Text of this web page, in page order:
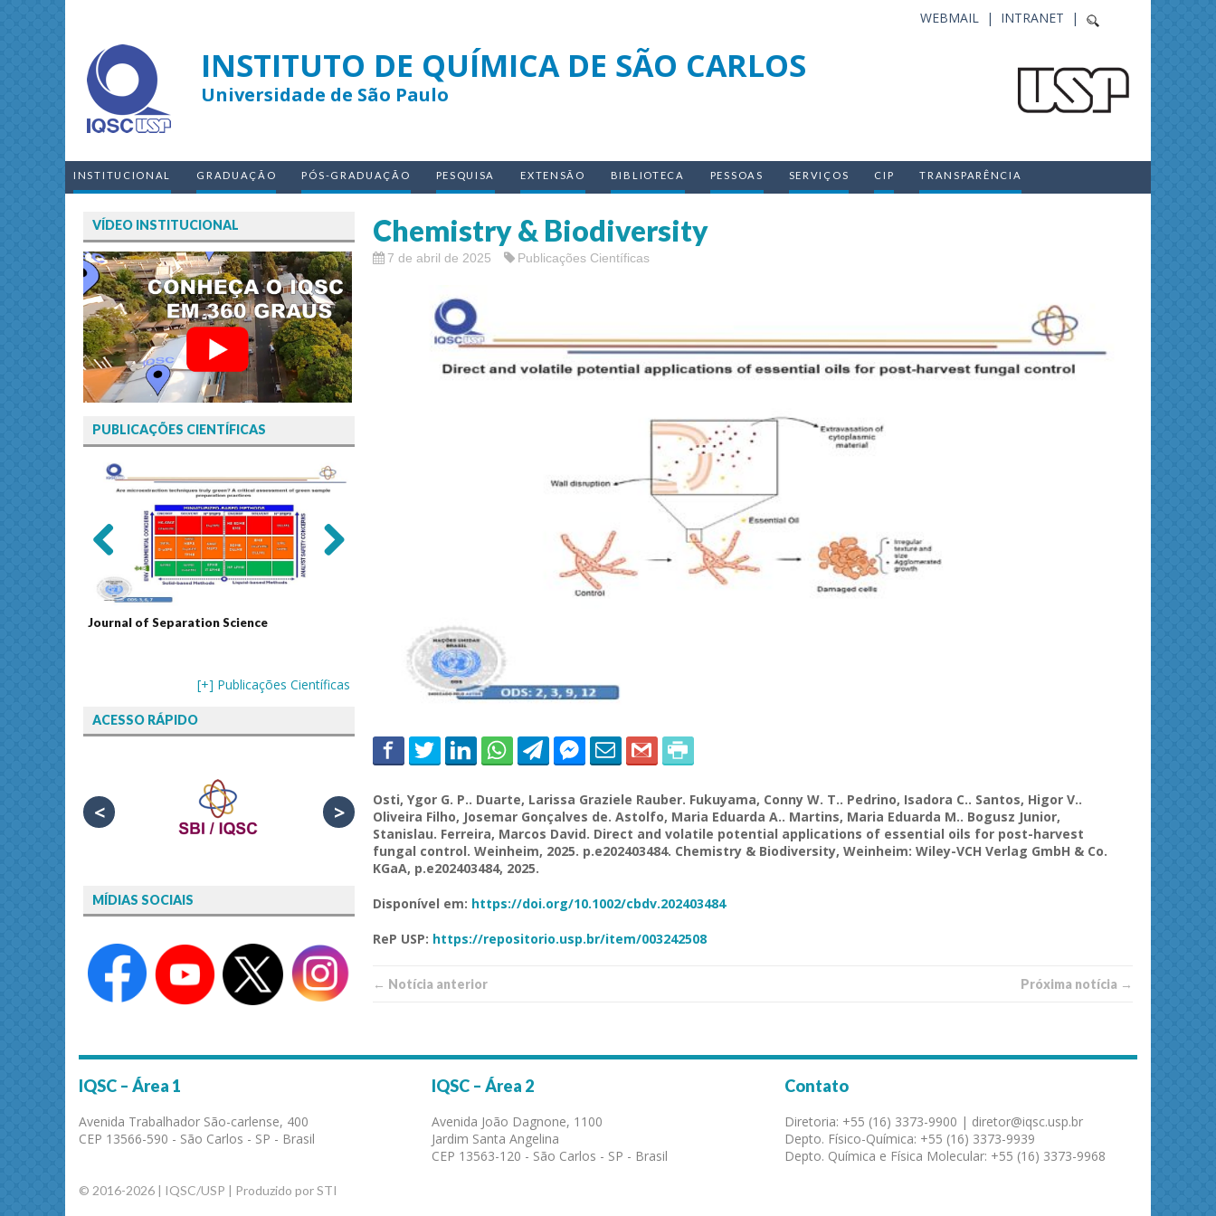
INTRANET |
WEBMAIL |
INSTITUTO DE QUÍMICA DE SÃO CARLOS
Universidade de São Paulo
INSTITUCIONAL GRADUAÇÃO PÓS-GRADUAÇÃO PESQUISA EXTENSÃO BIBLIOTECA PESSOAS SERVIÇOS CIP TRANSPARÊNCIA
Chemistry & Biodiversity
7 de abril de 2025 Publicações Científicas
Osti, Ygor G. P.. Duarte, Larissa Graziele Rauber. Fukuyama, Conny W. T.. Pedrino, Isadora C.. Santos, Higor V..
Oliveira Filho, Josemar Gonçalves de. Astolfo, Maria Eduarda A.. Martins, Maria Eduarda M.. Bogusz Junior,
Stanislau. Ferreira, Marcos David. Direct and volatile potential applications of essential oils for post-harvest
fungal control. Weinheim, 2025. p.e202403484. Chemistry & Biodiversity, Weinheim: Wiley-VCH Verlag GmbH & Co.
KGaA, p.e202403484, 2025.
Disponível em: https://doi.org/10.1002/cbdv.202403484
ReP USP: https://repositorio.usp.br/item/003242508
← Notí­cia anterior Próxima notí­­cia →
VÍDEO INSTITUCIONAL
PUBLICAÇÕES CIENTÍFICAS
Journal of Separation Science
Assessments
Previ
ous
[+] Publicações Científicas
ACESSO RÁPIDO
< >
MÍDIAS SOCIAIS
IQSC – Área 1
Avenida Trabalhador São-carlense, 400
CEP 13566-590 - São Carlos - SP - Brasil
IQSC – Área 2
Avenida João Dagnone, 1100
Jardim Santa Angelina
CEP 13563-120 - São Carlos - SP - Brasil
Contato
Diretoria: +55 (16) 3373-9900 | diretor@iqsc.usp.br
Depto. Físico-Química: +55 (16) 3373-9939
Depto. Química e Física Molecular: +55 (16) 3373-9968
© 2016-2026 | IQSC/USP | Produzido por STI